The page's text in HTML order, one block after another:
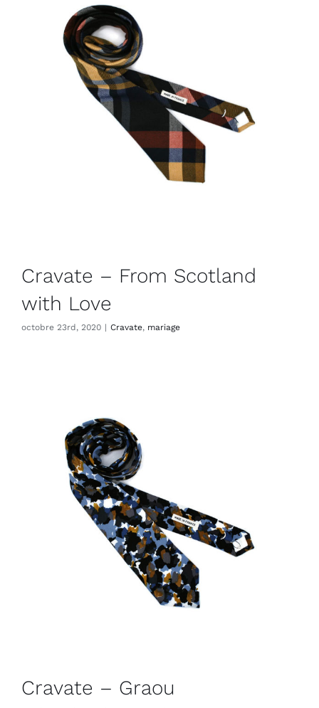
Cravate – From Scotland
with Love
octobre 23rd, 2020 | Cravate, mariage
Cravate – Graou